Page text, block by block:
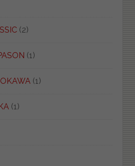
(2)
(1)
(1)
(1)